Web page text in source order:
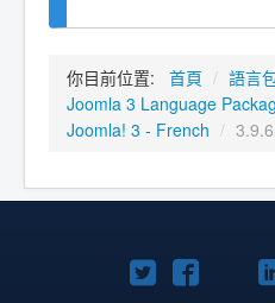
你目前位置: 首頁 / 語言
Joomla 3 Language
Joomla! 3 - French /
Twitter